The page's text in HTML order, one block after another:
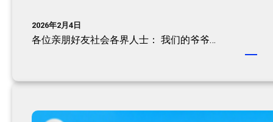
2026年2月4日
各位亲朋好友社会各界人士：​ 我们的爷爷…